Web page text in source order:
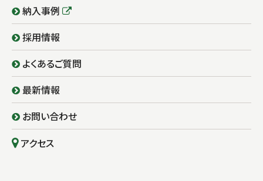
納入事例
採用情報
よくあるご質問
最新情報
お問い合わせ
アクセス